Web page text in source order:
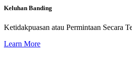
Keluhan Banding
Ketidakpuasan atau Permintaan Secara
Learn More